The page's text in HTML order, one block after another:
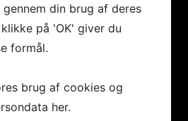
din brug af deres
på 'OK' giver du
formål.
brug af cookies og
her.